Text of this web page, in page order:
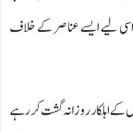
لیے ایسے عناصر کے خلاف
کے اہلکار روزانہ گشت کر رہے